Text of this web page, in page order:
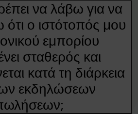
να λάβω για να
ότι ο ιστότοπός μου
εμπορίου
σταθερός και
κατά τη διάρκεια
εκδηλώσεων